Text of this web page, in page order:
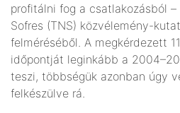
profitálni fog a csatlakozásból
Sofres (TNS) közvélemény-
felméréséből. A megkérdezett
időpontját leginkább a
teszi, többségük azonban úgy
felkészülve rá.